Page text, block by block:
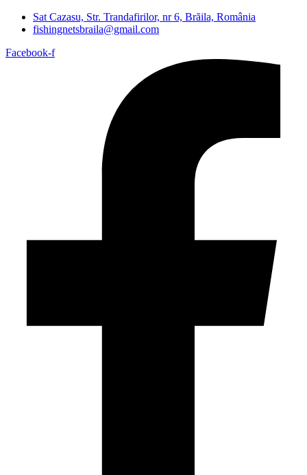
Sat Cazasu, Str. Trandafirilor, nr 6, Brăila, România
fishingnetsbraila@gmail.com
Facebook-f